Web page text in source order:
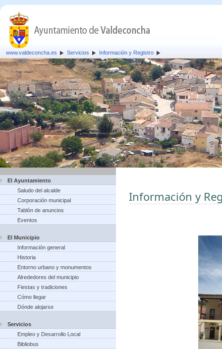
www.valdeconcha.es Servicios Información y Registro
El Ayuntamiento
Saludo del alcalde
Corporación municipal
Tablón de anuncios
Eventos
El Municipio
Información general
Historia
Entorno urbano y monumentos
Alrededores del municipio
Fiestas y tradiciones
Cómo llegar
Dónde alojarse
Servicios
Empleo y Desarrollo Local
Bibliobus
Información y